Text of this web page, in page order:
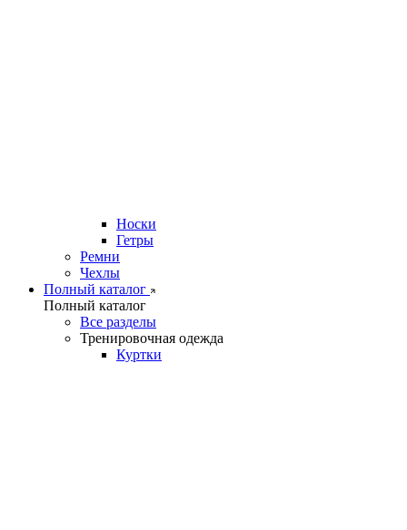
Носки
Гетры
Ремни
Чехлы
Полный каталог
Полный каталог
Все разделы
Тренировочная одежда
Куртки